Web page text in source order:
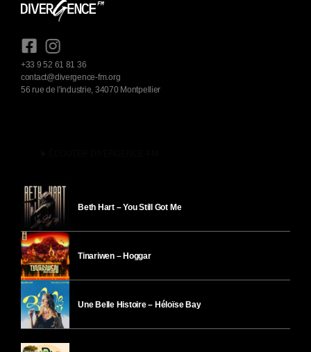
+33 9 52 61 81 36
contact@divergence-fm.org
56 rue de l'industrie, 34070 Montpellier
Beth Hart – You Still Got Me
Tinariwen – Hoggar
Une Belle Histoire – Héloïse Bay